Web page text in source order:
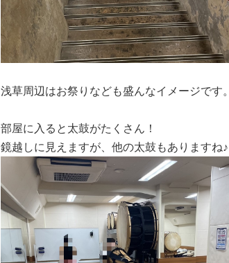
浅草周辺はお祭りなども盛んなイメージです。
部屋に入ると太鼓がたくさん！
鏡越しに見えますが、他の太鼓もありますね♪